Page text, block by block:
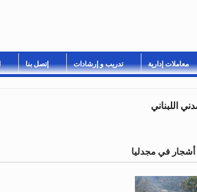
معاملات إدارية تدريب و إرشادات إتصل بنا
اللبناني
في مجدليا